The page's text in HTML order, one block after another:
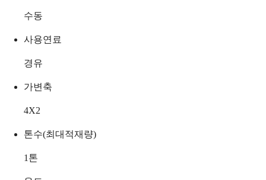
수동
사용연료
경유
가변축
4X2
톤수(최대적재량)
1 톤